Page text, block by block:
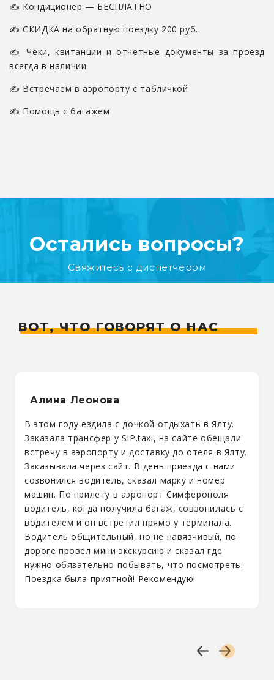
✍ Кондиционер — БЕСПЛАТНО
✍ СКИДКА на обратную поездку 200 руб.
✍ Чеки, квитанции и отчетные документы за проезд
всегда в наличии
✍ Встречаем в аэропорту с табличкой
✍ Помощь с багажем
Остались вопросы?
Свяжитесь с диспетчером
ВОТ, ЧТО ГОВОРЯТ О НАС
Алина Леонова
В этом году ездила с дочкой отдыхать в Ялту.
Заказала трансфер у SIP.taxi, на сайте обещали
встречу в аэропорту и доставку до отеля в Ялту.
Заказывала через сайт. В день приезда с нами
созвонился водитель, сказал марку и номер
машин. По прилету в аэропорт Симферополя
водитель, когда получила багаж, совзонилась с
водителем и он встретил прямо у терминала.
Водитель общительный, но не навязчивый, по
дороге провел мини экскурсию и сказал где
нужно обязательно побывать, что посмотреть.
Поездка была приятной! Рекомендую!